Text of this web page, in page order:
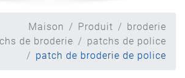
Maison Produit
broderie
de broderie
patchs de police
patch de broderie de police